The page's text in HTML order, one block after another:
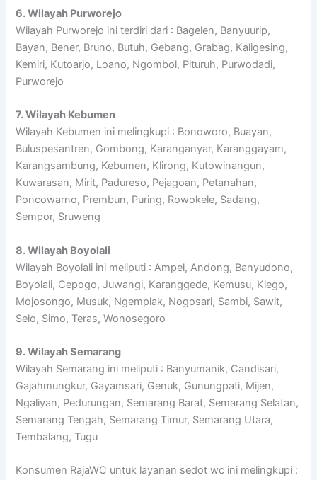
6. Wilayah Purworejo
Wilayah Purworejo ini terdiri dari : Bagelen, Banyuurip,
Bayan, Bener, Bruno, Butuh, Gebang, Grabag, Kaligesing,
Kemiri, Kutoarjo, Loano, Ngombol, Pituruh, Purwodadi,
Purworejo
7. Wilayah Kebumen
Wilayah Kebumen ini melingkupi : Bonoworo, Buayan,
Buluspesantren, Gombong, Karanganyar, Karanggayam,
Karangsambung, Kebumen, Klirong, Kutowinangun,
Kuwarasan, Mirit, Padureso, Pejagoan, Petanahan,
Poncowarno, Prembun, Puring, Rowokele, Sadang,
Sempor, Sruweng
8. Wilayah Boyolali
Wilayah Boyolali ini meliputi : Ampel, Andong, Banyudono,
Boyolali, Cepogo, Juwangi, Karanggede, Kemusu, Klego,
Mojosongo, Musuk, Ngemplak, Nogosari, Sambi, Sawit,
Selo, Simo, Teras, Wonosegoro
9. Wilayah Semarang
Wilayah Semarang ini meliputi : Banyumanik, Candisari,
Gajahmungkur, Gayamsari, Genuk, Gunungpati, Mijen,
Ngaliyan, Pedurungan, Semarang Barat, Semarang Selatan,
Semarang Tengah, Semarang Timur, Semarang Utara,
Tembalang, Tugu
Konsumen RajaWC untuk layanan sedot wc ini melingkupi :